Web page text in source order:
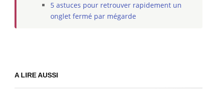
5 astuces pour retrouver rapidement un
onglet fermé par mégarde
A LIRE AUSSI